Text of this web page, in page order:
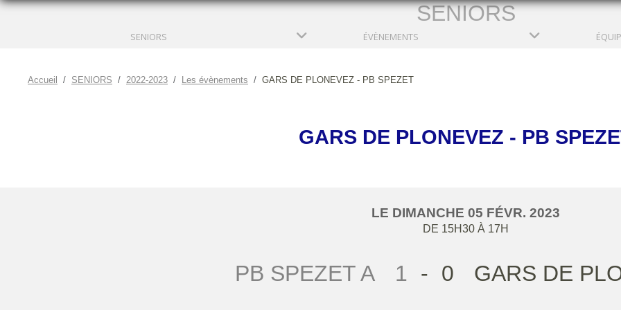
SENIORS
SENIORS ÉVÈNEMENTS
Accueil SENIORS 2022-2023 Les évènements GARS DE PLONEVEZ - PB SPEZET
GARS DE PLONEVEZ - PB
LE DIMANCHE 05 FÉVR. 2023
DE 15H30 À 17H
PB SPEZET A 1 - 0 GARS DE